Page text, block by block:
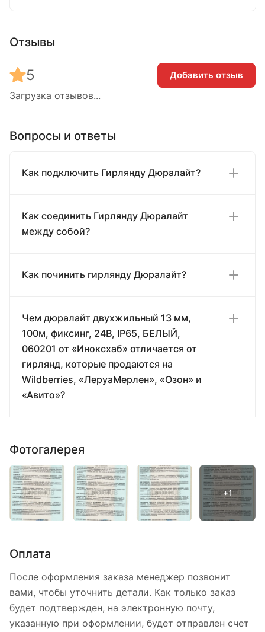
Отзывы
Загрузка отзывов...
5 Добавить отзыв
Вопросы и ответы
Как подключить Гирлянду Дюралайт?
Как соединить Гирлянду Дюралайт
между собой?
Как починить гирлянду Дюралайт?
Чем дюралайт двухжильный 13 мм,
100м, фиксинг, 24В, IP65, БЕЛЫЙ,
060201 от «Иноксхаб» отличается от
гирлянд, которые продаются на
Wildberries, «ЛеруаМерлен», «Озон» и
«Авито»?
Фотогалерея
Оплата
После оформления заказа менеджер позвонит
вами, чтобы уточнить детали. Как только заказ
будет подтвержден, на электронную почту,
указанную при оформлении, будет отправлен счет